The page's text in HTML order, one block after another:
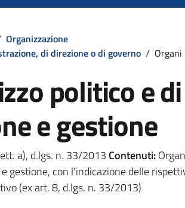
Organizzazione
di direzione o di governo /
politico e di
e gestione
a), d.lgs. n. 33/2013 Contenuti:
gestione, con l'indicazione delle
(ex art. 8, d.lgs. n. 33/2013)